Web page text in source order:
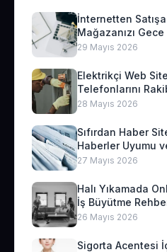
İnternetten
Mağazanızı Gece
29 Mayıs 2026
Elektrikçi Web
Telefonlarını
28 Mayıs 2026
Sıfırdan Haber
Haberler Uyumu
27 Mayıs 2026
Halı Yıkamada
İş Büyütme
26 Mayıs 2026
Sigorta Acentesi